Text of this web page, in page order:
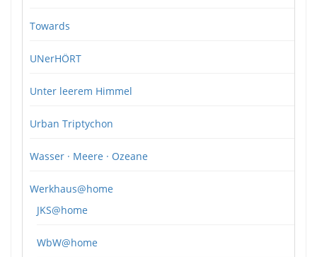
Towards
UNerHÖRT
Unter leerem Himmel
Urban Triptychon
Wasser · Meere · Ozeane
Werkhaus@home
JKS@home
WbW@home